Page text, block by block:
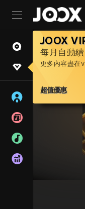
JOOX
每月自動
更多內容盡在
超值優惠